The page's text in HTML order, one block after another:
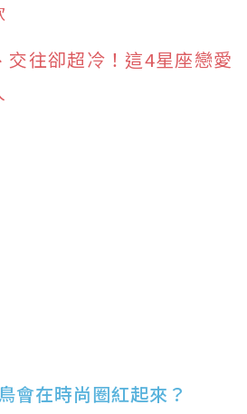
交往卻超冷！這4星座戀愛
會在時尚圈紅起來？